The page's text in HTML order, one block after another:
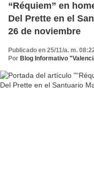
“Réquiem” en
Del Prette en el
26 de noviembre
Publicado en 25/11/a. m.
Por Blog Informativo